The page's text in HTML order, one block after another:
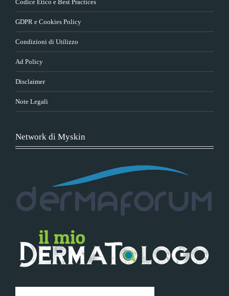
Codice Etico e Best Practices
GDPR e Cookies Policy
Condizioni di Utilizzo
Ad Policy
Disclaimer
Note Legali
Network di Myskin